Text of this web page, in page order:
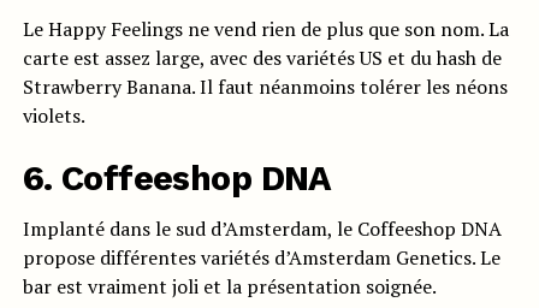
Le Happy Feelings ne vend rien de plus que son nom. La
carte est assez large, avec des variétés US et du hash de
Strawberry Banana. Il faut néanmoins tolérer les néons
violets.
6. Coffeeshop DNA
Implanté dans le sud d’Amsterdam, le Coffeeshop DNA
propose différentes variétés d’Amsterdam Genetics. Le
bar est vraiment joli et la présentation soignée.